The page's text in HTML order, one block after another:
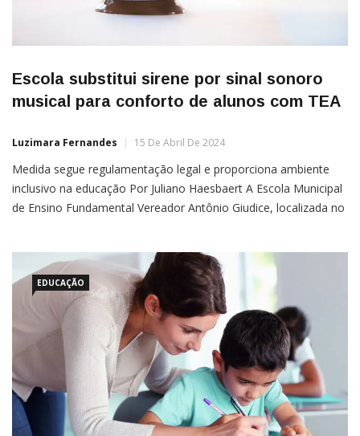
Escola substitui sirene por sinal sonoro
musical para conforto de alunos com TEA
Luzimara Fernandes 15 De Abril De 2024
Medida segue regulamentação legal e proporciona ambiente
inclusivo na educação Por Juliano Haesbaert A Escola Municipal
de Ensino Fundamental Vereador Antônio Giudice, localizada no
visa oferecer maior conforto aos estudantes, especialmente
aqueles com
EDUCAÇÃO